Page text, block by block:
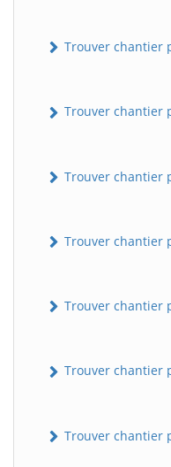
Trouver chantier
Trouver chantier
Trouver chantier
Trouver chantier
Trouver chantier
Trouver chantier
Trouver chantier